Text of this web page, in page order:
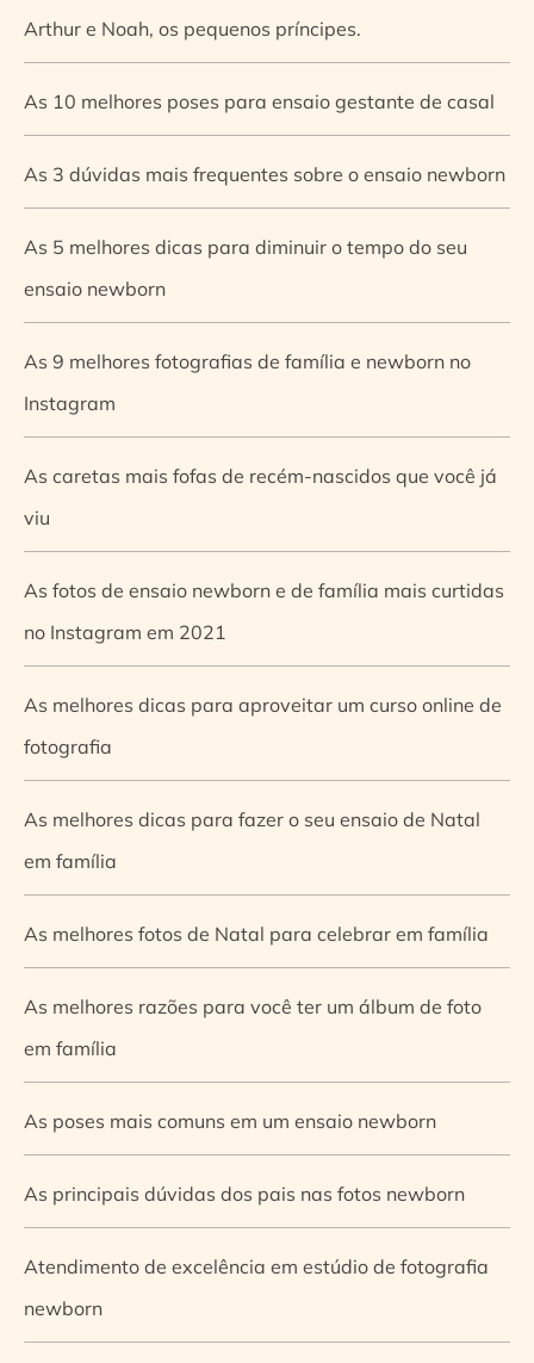
Arthur e Noah, os pequenos príncipes.
As 10 melhores poses para ensaio gestante de casal
As 3 dúvidas mais frequentes sobre o ensaio newborn
As 5 melhores dicas para diminuir o tempo do seu
ensaio newborn
As 9 melhores fotografias de família e newborn no
Instagram
As caretas mais fofas de recém-nascidos que você já
viu
As fotos de ensaio newborn e de família mais curtidas
no Instagram em 2021
As melhores dicas para aproveitar um curso online de
fotografia
As melhores dicas para fazer o seu ensaio de Natal
em família
As melhores fotos de Natal para celebrar em família
As melhores razões para você ter um álbum de foto
em família
As poses mais comuns em um ensaio newborn
As principais dúvidas dos pais nas fotos newborn
Atendimento de excelência em estúdio de fotografia
newborn